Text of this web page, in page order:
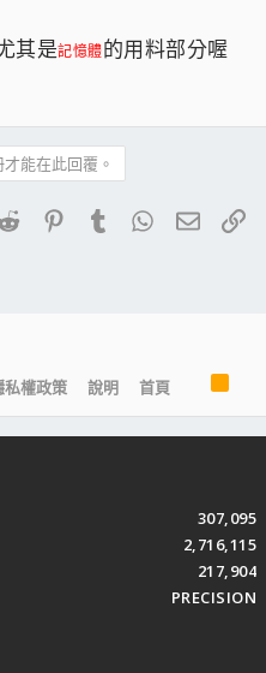
其是記憶體的用料部分喔
能在此回覆。
Reddit PinterestTumblrWhatsApp
電子
私權政策 說明 首頁
S
307,095
2,716,115
217,904
PRECISION